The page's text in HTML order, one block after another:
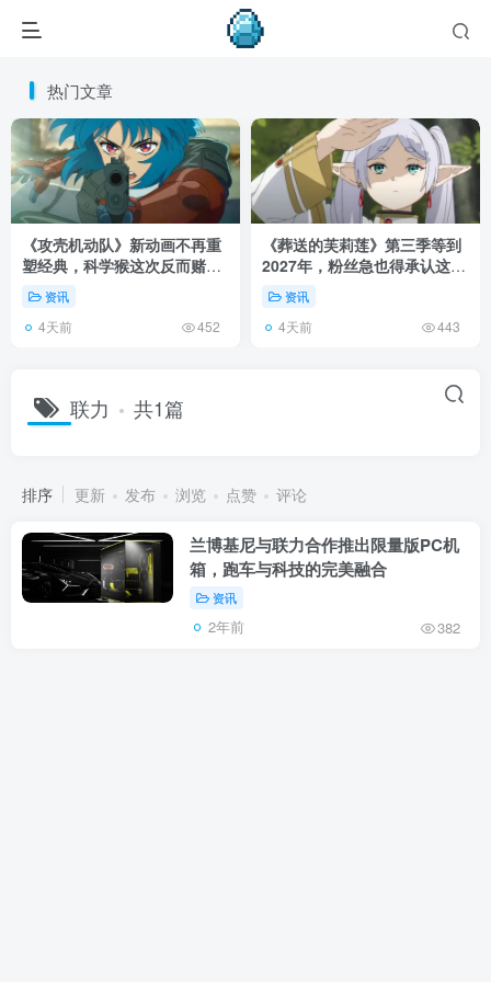
热门文章
《攻壳机动队》新动画不再重
塑经典，科学猴这次反而赌对
了！资讯
4天前 452
《葬送的芙莉莲》第三季等到
2027年，粉丝急也得承认这次
慢得有道理！
资讯
4天前 443
联力 共1篇
排序 更新 发布 浏览 点赞 评论
兰博基尼与联力合作推出限量版PC机
箱，跑车与科技的完美融合
资讯
2年前 382